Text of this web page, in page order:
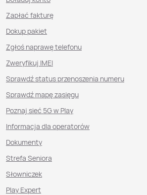
Zapłać fakturę
Dokup pakiet
Zgłoś naprawę telefonu
Zweryfikuj IMEI
Sprawdź status przenoszenia numeru
Sprawdź mapę zasięgu
Poznaj sieć 5G w Play
Informacja dla operatorów
Dokumenty
Strefa Seniora
Słowniczek
Play Expert